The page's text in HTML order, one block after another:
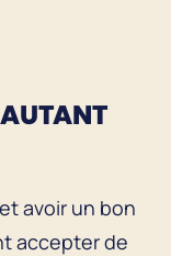
avoir un bon
accepter de